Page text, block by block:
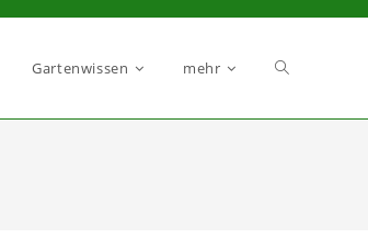
Gartenwissen mehr